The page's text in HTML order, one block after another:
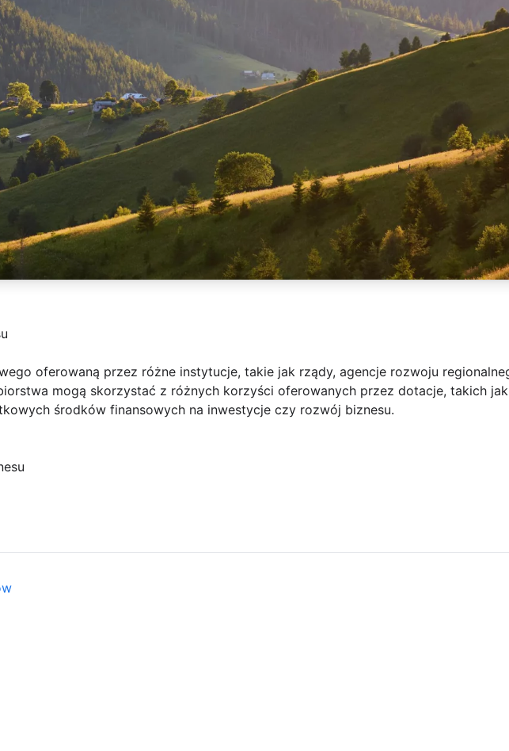
oferowaną przez różne instytucje, takie jak rządy, agencje rozwoju
mogą skorzystać z różnych korzyści oferowanych przez dotacje, takich jak
środków finansowych na inwestycje czy rozwój biznesu.